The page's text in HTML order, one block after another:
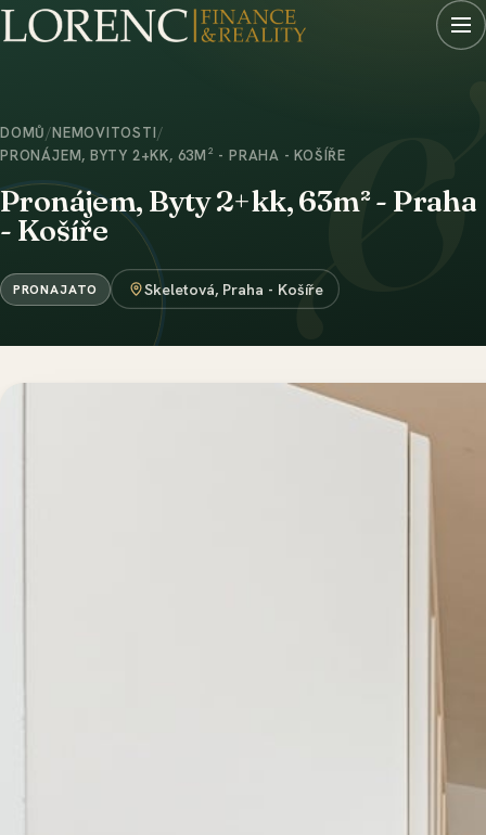
DOMŮ/NEMOVITOSTI/
PRONÁJEM, BYTY 2+KK, 63M² - PRAHA - KOŠÍŘE
Pronájem, Byty 2+kk, 63m² - Praha
- Košíře
PRONAJATO Skeletová, Praha - Košíře